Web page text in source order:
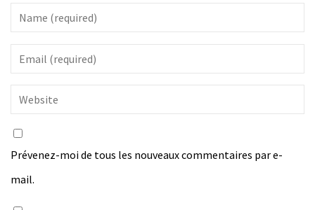
Prévenez-moi de tous les nouveaux commentaires par e-
mail.